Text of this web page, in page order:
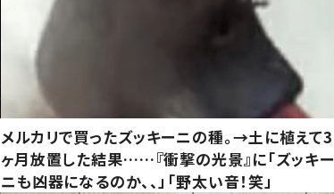
メルカリで買ったズッキーニの種。→土に植えて3
ヶ月放置した結果……『衝撃の光景』に「ズッキー
ニも凶器になるのか、、」「野太い音！笑」